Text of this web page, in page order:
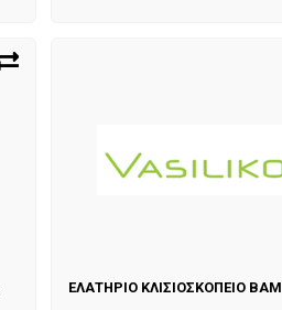
ΕΛΑΤΗΡΙΟ ΚΛΙΣΙΟΣΚΟΠΕΙΟ BAM